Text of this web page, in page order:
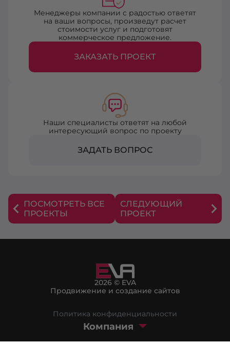
Менеджеры компании с радостью ответят
на ваши вопросы, произведут расчет
стоимости услуг и подготовят
коммерческое предложение.
ЗАКАЗАТЬ ПРОЕКТ
Наши специалисты ответят на любой
интересующий вопрос по проекту
ЗАДАТЬ ВОПРОС
ПОСМОТРЕТЬ ВСЕ
ПРОЕКТЫ
СЛЕДУЮЩИЙ
ПРОЕКТ
2026 © EVA
Продвижение и создание сайтов
Политика конфиденциальности
Компания